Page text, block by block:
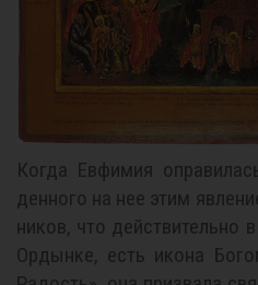
Ко­гда Ев­фи­мия
ден­но­го на нее этим
ни­ков, что дей­стви­тель­но
Ор­дын­ке, есть ико­на